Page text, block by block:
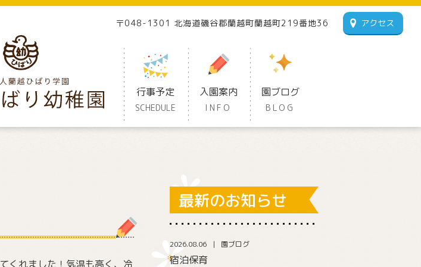
〒048-1301 北海道磯谷郡蘭越町蘭越町219番地36 アクセス
行事予定
SCHEDULE
入園案内
INFO
園ブログ
BLOG
くれました！気温も高く、冷
最新のお知らせ
2026.08.06 園ブログ
宿泊保育